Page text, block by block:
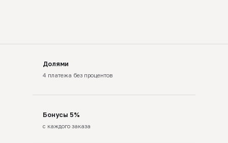
Долями
4 платежа без процентов
Бонусы 5%
с каждого заказа